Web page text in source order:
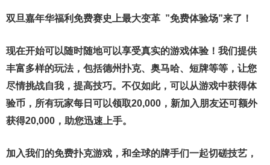
双旦嘉年华福利免费赛史上最大变革 ”免费体验场”来了！
现在开始可以随时随地可以享受真实的游戏体验！我们提供
丰富多样的玩法，包括德州扑克、奥马哈、短牌等等，让您
尽情挑战自我，提高技巧。不仅如此， 可以从游戏中获得体
验币，所有玩家每日可以领取20,000，新加入朋友还可额外
获得20,000，助您迅速上手。
加入我们的免费扑克游戏，和全球的牌手们一起切磋技艺，